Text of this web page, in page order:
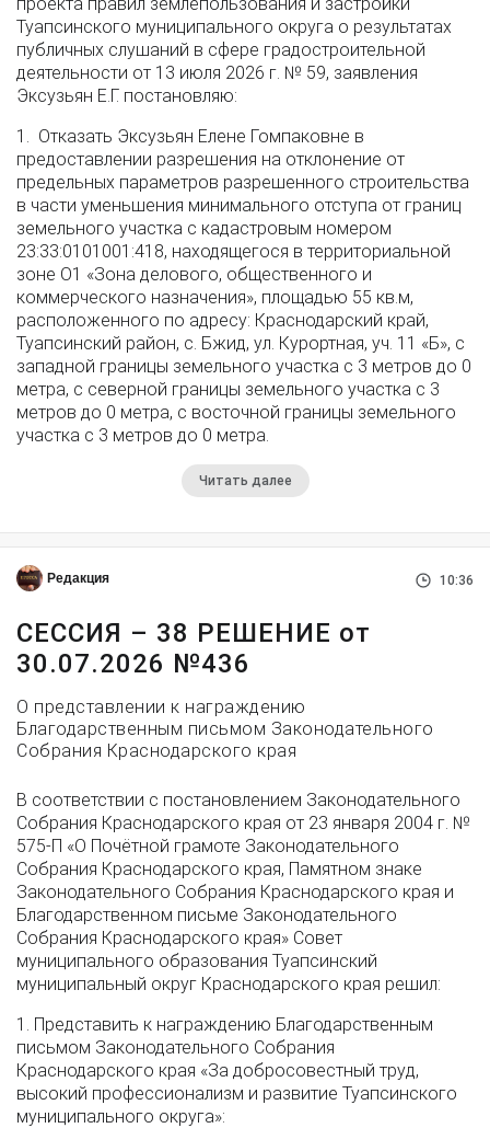
Туапсинского муниципального округа о результатах
публичных слушаний в сфере градостроительной
деятельности от 13 июля 2026 г. № 59, заявления
Эксузьян Е.Г. постановляю:
1. Отказать Эксузьян Елене Гомпаковне в
предоставлении разрешения на отклонение от
предельных параметров разрешенного строительства
в части уменьшения минимального отступа от границ
земельного участка с кадастровым номером
23:33:0101001:418, находящегося в территориальной
зоне О1 «Зона делового, общественного и
коммерческого назначения», площадью 55 кв.м,
расположенного по адресу: Краснодарский край,
Туапсинский район, с. Бжид, ул. Курортная, уч. 11 «Б», с
западной границы земельного участка с 3 метров до 0
метра, с северной границы земельного участка с 3
метров до 0 метра, с восточной границы земельного
участка с 3 метров до 0 метра.
Читать далее
Редакция 10:36
СЕССИЯ – 38 РЕШЕНИЕ от
30.07.2026 №436
О представлении к награждению
Благодарственным письмом Законодательного
Собрания Краснодарского края
В соответствии с постановлением Законодательного
Собрания Краснодарского края от 23 января 2004 г. №
575-П «О Почётной грамоте Законодательного
Собрания Краснодарского края, Памятном знаке
Законодательного Собрания Краснодарского края и
Благодарственном письме Законодательного
Собрания Краснодарского края» Совет
муниципального образования Туапсинский
муниципальный округ Краснодарского края решил:
1. Представить к награждению Благодарственным
письмом Законодательного Собрания
Краснодарского края «За добросовестный труд,
высокий профессионализм и развитие Туапсинского
муниципального округа»: